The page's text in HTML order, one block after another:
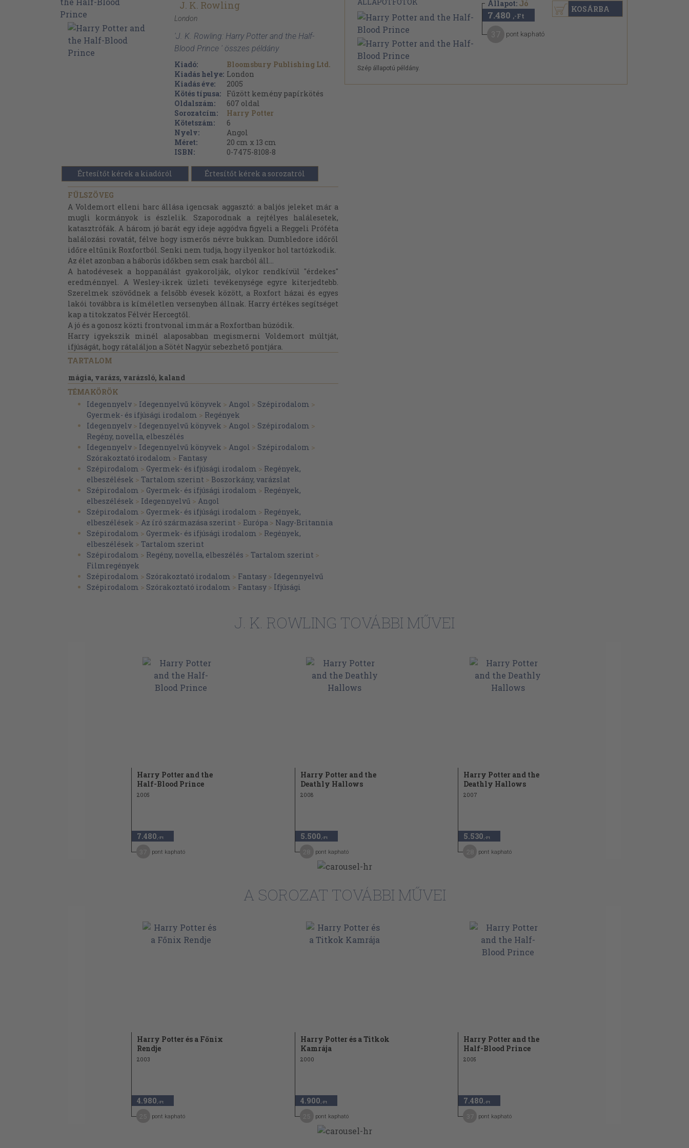
J. K. Rowling
London
'J. K. Rowling: Harry Potter and the Half-
Blood Prince ' összes példány
Kiadó:
Bloomsbury Publishing Ltd.
Kiadás helye: London
Kiadás éve:
2005
Kötés típusa:
Fűzött kemény papírkötés
Oldalszám:
607 oldal
Sorozatcím:
Harry Potter
Kötetszám:
6
Nyelv:
Angol
Méret:
20 cm x 13 cm
ISBN:
0-7475-8108-8
Értesítőt kérek a kiadóról Értesítőt kérek a sorozatról
FÜLSZÖVEG
A Voldemort elleni harc állása igencsak aggasztó: a baljós jeleket már a
mugli kormányok is észlelik. Szaporodnak a rejtélyes halálesetek,
katasztrófák. A három jó barát egy ideje aggódva figyeli a Reggeli Próféta
halálozási rovatát, félve hogy ismerős névre bukkan. Dumbledore időről
időre eltűnik Roxfortból. Senki nem tudja, hogy ilyenkor hol tartózkodik.
Az élet azonban a háborús időkben sem csak harcból áll...
A hatodévesek a hoppanálást gyakorolják, olykor rendkívül "érdekes"
eredménnyel. A Wesley-ikrek üzleti tevékenysége egyre kiterjedtebb.
Szerelmek szövődnek a felsőbb évesek között, a Roxfort házai és egyes
lakói továbbra is kíméletlen versenyben állnak. Harry értékes segítséget
kap a titokzatos Félvér Hercegtől.
A jó és a gonosz közti frontvonal immár a Roxfortban húzódik.
Harry igyekszik minél alaposabban megismerni Voldemort múltját,
ifjúságát, hogy rátaláljon a Sötét Nagyúr sebezhető pontjára.
TARTALOM
mágia, varázs, varázsló, kaland
TÉMAKÖRÖK
Idegennyelv > Idegennyelvű könyvek > Angol > Szépirodalom >
Gyermek- és ifjúsági irodalom > Regények
Idegennyelv > Idegennyelvű könyvek > Angol > Szépirodalom >
Regény, novella, elbeszélés
Idegennyelv > Idegennyelvű könyvek > Angol > Szépirodalom >
Szórakoztató irodalom > Fantasy
Szépirodalom > Gyermek- és ifjúsági irodalom > Regények,
elbeszélések > Tartalom szerint > Boszorkány, varázslat
Szépirodalom > Gyermek- és ifjúsági irodalom > Regények,
elbeszélések > Idegennyelvű > Angol
Szépirodalom > Gyermek- és ifjúsági irodalom > Regények,
elbeszélések > Az író származása szerint > Európa > Nagy-Britannia
Szépirodalom > Gyermek- és ifjúsági irodalom > Regények,
elbeszélések > Tartalom szerint
Szépirodalom > Regény, novella, elbeszélés > Tartalom szerint >
Filmregények
Szépirodalom > Szórakoztató irodalom > Fantasy > Idegennyelvű
Szépirodalom > Szórakoztató irodalom > Fantasy > Ifjúsági
Szép állapotú példány.
Állapot: Jó
7.480 ,-Ft
pont kapható
KOSÁRBA
J. K. ROWLING TOVÁBBI MŰVEI
Harry Potter and the
Half-Blood Prince
2005
7.480 ,-Ft
pont kapható
Harry Potter and the
Deathly Hallows
2008
5.500 ,-Ft
pont kapható
Harry Potter and the
Deathly Hallows
2007
5.530 ,-Ft
pont kapható
A SOROZAT TOVÁBBI MŰVEI
Harry Potter és a Főnix
Rendje
2003
4.980 ,-Ft
pont kapható
Harry Potter és a Titkok
Kamrája
2000
4.900 ,-Ft
pont kapható
Harry Potter and the
Half-Blood Prince
2005
7.480 ,-Ft
pont kapható